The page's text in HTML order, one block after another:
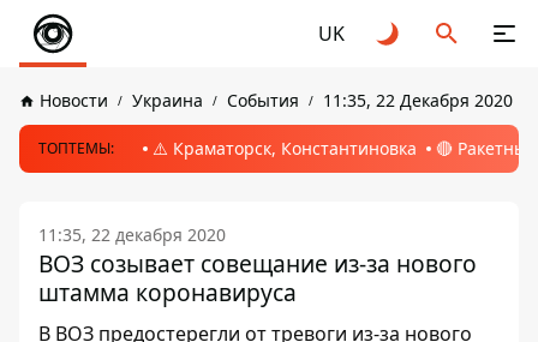
UK
Новости Украина События 11:35, 22 Декабря 2020
ТОПТЕМЫ: ⚠️ Краматорск, Константиновка 🔴
11:35, 22 декабря 2020
ВОЗ созывает совещание из-за нового
штамма коронавируса
В ВОЗ предостерегли от тревоги из-за нового